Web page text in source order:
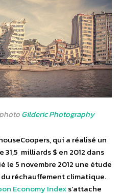
Gilderic Photography
qui a réalisé un
milliards $ en 2012 dans
le 5 novembre 2012 une étude
réchauffement climatique.
Economy Indexs’attache